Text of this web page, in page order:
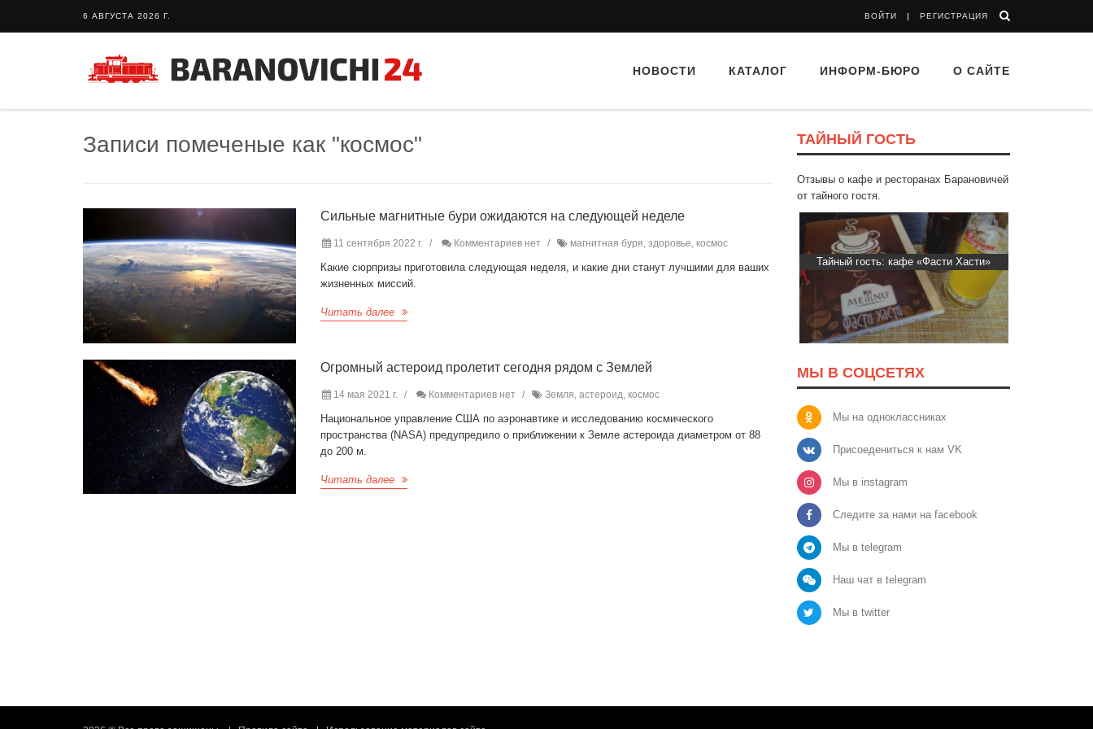
6 АВГУСТА 2026 Г. ВОЙТИ РЕГИСТРАЦИЯ
НОВОСТИ КАТАЛОГ ИНФОРМ-БЮРО О САЙТЕ
Записи помеченые как "космос"
Сильные магнитные бури ожидаются на следующей неделе
11 сентября 2022 г. Комментариев нет магнитная буря, здоровье, космос
Какие сюрпризы приготовила следующая неделя, и какие дни станут лучшими для ваших
жизненных миссий.
Читать далее
Огромный астероид пролетит сегодня рядом с Землей
14 мая 2021 г. Комментариев нет Земля, астероид, космос
Национальное управление США по аэронавтике и исследованию космического
пространства (NASA) предупредило о приближении к Земле астероида диаметром от 88
до 200 м.
Читать далее
ТАЙНЫЙ ГОСТЬ
Отзывы о кафе и ресторанах Барановичей
от тайного гостя.
Тайный гость: кафе «Фасти Хасти»
МЫ В СОЦСЕТЯХ
Мы на одноклассниках
Присоедениться к нам VK
Мы в instagram
Следите за нами на facebook
Мы в telegram
Наш чат в telegram
Мы в twitter